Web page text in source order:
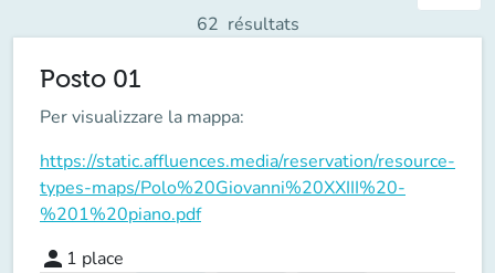
62 résultats
Posto 01
Per visualizzare la mappa:
https://static.affluences.media/reservation/resource-
types-maps/Polo%20Giovanni%20XXIII%20-
%201%20piano.pdf
person 1 place